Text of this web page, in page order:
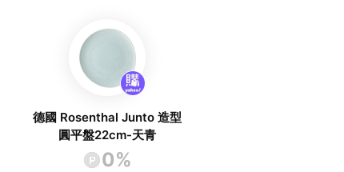
德國 Rosenthal Junto 造型
圓平盤22cm-天青
0%